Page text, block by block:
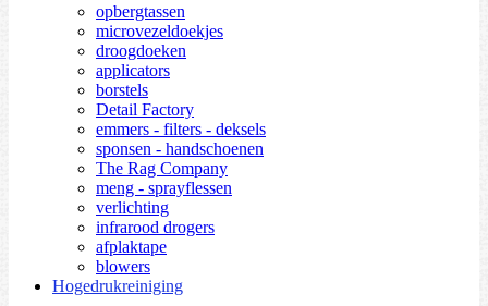
opbergtassen
microvezeldoekjes
droogdoeken
applicators
borstels
Detail Factory
emmers - filters - deksels
sponsen - handschoenen
The Rag Company
meng - sprayflessen
verlichting
infrarood drogers
afplaktape
blowers
Hogedrukreiniging